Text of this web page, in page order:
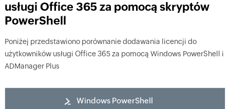
usługi Office 365 za pomocą skryptów
PowerShell
Poniżej przedstawiono porównanie dodawania licencji do
użytkowników usługi Office 365 za pomocą Windows PowerShell i
ADManager Plus
Windows PowerShell